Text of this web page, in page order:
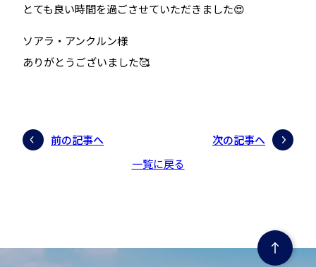
とても良い時間を過ごさせていただきました😍
ソアラ・アンクルン様
ありがとうございました🥰
前の記事へ
一覧に戻る
次の記事へ
ページの先頭にもどる